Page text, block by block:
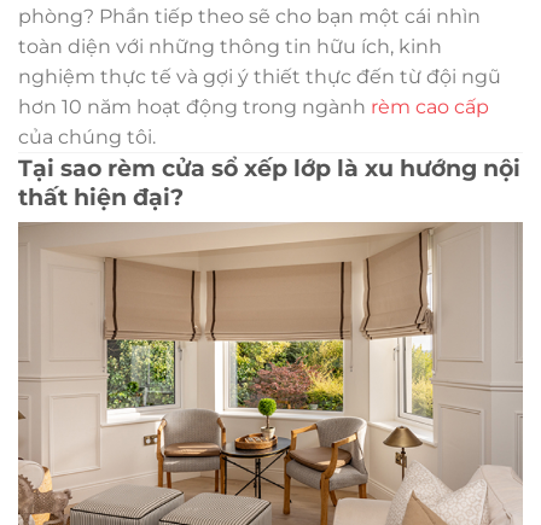
phòng? Phần tiếp theo sẽ cho bạn một cái nhìn
toàn diện với những thông tin hữu ích, kinh
nghiệm thực tế và gợi ý thiết thực đến từ đội ngũ
hơn 10 năm hoạt động trong ngành rèm cao cấp
của chúng tôi.
Tại sao rèm cửa sổ xếp lớp là xu hướng nội
thất hiện đại?